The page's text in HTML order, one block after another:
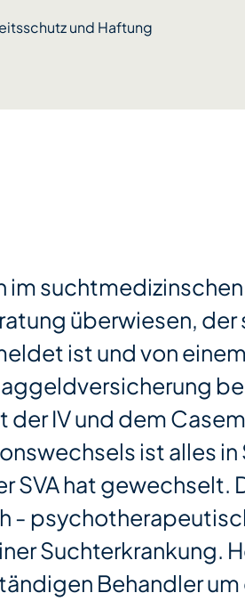
und Haftung
im
überwiesen,
ist und von einem
der IV und dem
ist alles
SVA hat gewechselt.
-
Suchterkrankung.
Behandler